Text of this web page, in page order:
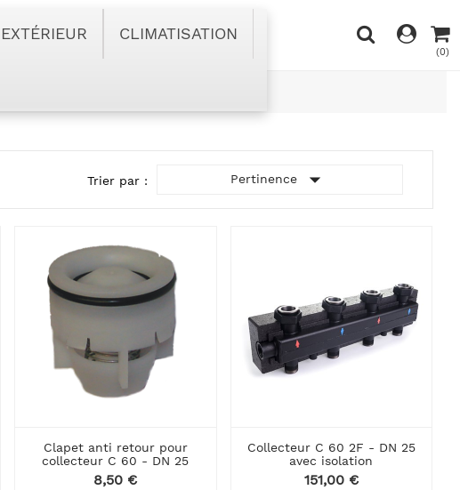
EXTÉRIEUR CLIMATISATION
(0)
Trier par : Pertinence 
Clapet anti retour pour
collecteur C 60 - DN 25
Prix
8,50 €
Collecteur C 60 2F - DN 25
avec isolation
Prix
151,00 €